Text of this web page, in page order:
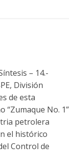
– 14.-
División
de esta
“Zumaque No.
petrolera
el histórico
Control de